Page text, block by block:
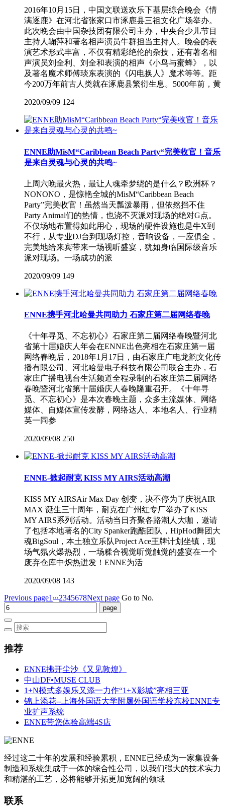
2016年10月15日，中国文联送欢乐下基层综合晚会《情
满逐鹿》在河北省张家口市涿鹿县三祖文化广场举办。
此次晚会由中国杂技团有限公司主办，中央台少儿节目
主持人鞠萍和著名相声演员牛群担当主持人。晚会的表
演艺术形式丰富，不仅有精彩绝伦的杂技，还有著名相
声演员刘全利、刘全和表演的相声《小鸟与蜜蜂》，以
及著名魔术师傅琰东表演的《闪电换人》魔术等等。距
今200万年前古人类就在涿鹿县繁衍生息。5000年前，黄
2020/09/09 124
ENNE助MisM“Caribbean Beach Party“完美收官！音乐
是来自灵魂与心灵的共鸣~
上周六晚最火热，最让人魂牵梦绕的是什么？欧洲杯？
NONONO，是惊艳全城的MisM“Caribbean Beach
Party”完美收官！虽然当天瓢泼暴雨，但依然挡不住
Party Animal们的热情，也浇不灭派对现场的绝对G点。
不仅场地布置得如此用心，现场的硬件设施也是牛X到
不行，从专业DJ台到现场灯控，音响设备，一应俱全，
完美地给来宾带来一场视听盛宴，犹如身临国际级音乐
派对现场。一场成功的派
2020/09/09 149
ENNE携手河北哈曼共同助力 石家庄第二届网络春晚
《十年寻觅、不忘初心》石家庄第二届网络春晚暨河北
省第十届婚庆人年会在ENNE出色亮相在石家庄第一届
网络春晚后，2018年1月17日，由石家庄广电龙韵文化传
播有限公司、河北哈曼电子科技有限公司联合主办，石
家庄广播电视台生活频道全程录制的石家庄第二届网络
春晚暨河北省第十届婚庆人春晚隆重召开。《十年寻
觅、不忘初心》是本次春晚主题，众多主流媒体、网络
媒体、自媒体宣传发酵，网络达人、本地名人、行业精
英一同参
2020/09/08 250
ENNE-掀起耐克 KISS MY AIRS活动高潮
KISS MY AIRSAir Max Day 创变，决不停为了庆祝AIR
MAX 诞生三十周年，耐克在广州红专厂举办了KISS
MY AIRS系列活动。活动当日齐聚各路潮人大咖，邀请
了包括本地著名的City Spanker跑酷团队，HipHod舞团大
魂BigSoul，本土独立乐队Project Ace王牌计划坐镇，现
场气氛火爆热烈，一场糅合视觉听觉触觉的盛宴在一个
废弃仓库中炽热迸发！ENNE为活
2020/09/08 143
Previous page1...2345678Next page Go to No.
推荐
ENNE拂开尘沙《又见敦煌》
中山DF•MUSE CLUB
1+N模式多娱乐又添一力作“1+X影城”亮相三亚
锦上添花--上海外国语大学附属外国语学校东校ENNE专
业扩声系统
ENNE带您体验高端4S店
经过这二十年的发展和经验累积，ENNE已经成为一家集设备
制造和系统集成于一体的综合性公司，以我们强大的技术实力
和精湛的工艺，必将能够开拓更加宽阔的领域
联系